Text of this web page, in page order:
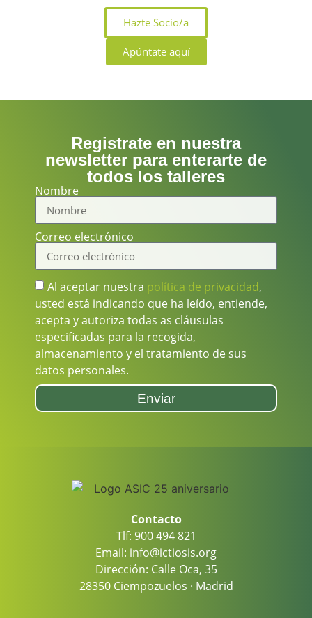
Hazte Socio/a
Apúntate aquí
Registrate en nuestra
newsletter para enterarte de
todos los talleres
Nombre
Correo electrónico
Al aceptar nuestra política de privacidad,
usted está indicando que ha leído, entiende,
acepta y autoriza todas as cláusulas
especificadas para la recogida,
almacenamiento y el tratamiento de sus
datos personales.
Enviar
Contacto
Tlf: 900 494 821
Email: info@ictiosis.org
Dirección: Calle Oca, 35
28350 Ciempozuelos · Madrid